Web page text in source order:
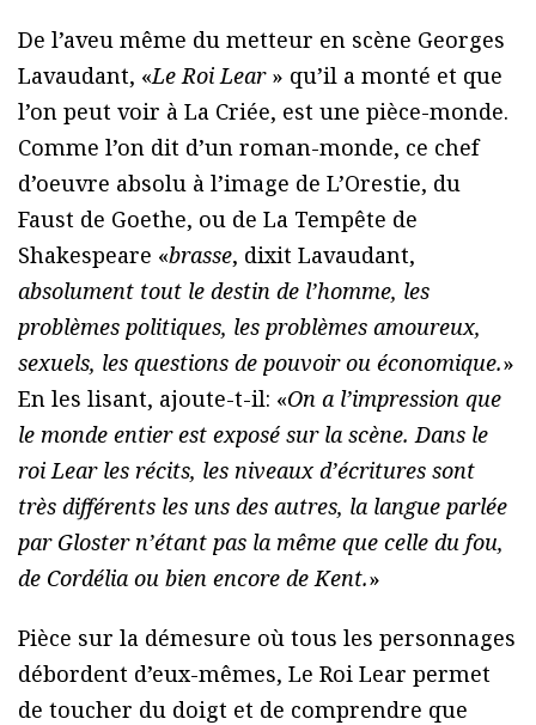
De l’aveu même du metteur en scène Georges
Lavaudant, «Le Roi Lear » qu’il a monté et que
l’on peut voir à La Criée, est une pièce-monde.
Comme l’on dit d’un roman-monde, ce chef
d’oeuvre absolu à l’image de L’Orestie, du
Faust de Goethe, ou de La Tempête de
Shakespeare «brasse, dixit Lavaudant,
absolument tout le destin de l’homme, les
problèmes politiques, les problèmes amoureux,
sexuels, les questions de pouvoir ou économique.»
En les lisant, ajoute-t-il: «On a l’impression que
le monde entier est exposé sur la scène. Dans le
roi Lear les récits, les niveaux d’écritures sont
très différents les uns des autres, la langue parlée
par Gloster n’étant pas la même que celle du fou,
de Cordélia ou bien encore de Kent.»
Pièce sur la démesure où tous les personnages
débordent d’eux-mêmes, Le Roi Lear permet
de toucher du doigt et de comprendre que